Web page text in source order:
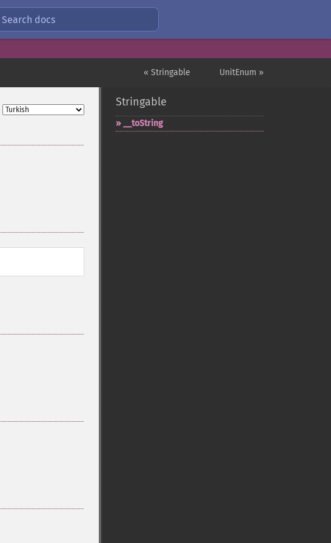
Search docs
UnitEnum »
« Stringable
Stringable
_​_​toString